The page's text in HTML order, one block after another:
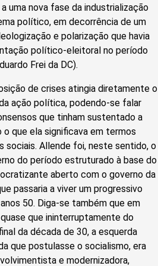
uma nova fase da industrialização
político, em decorrência de um
e polarização que havia
político-eleitoral no período
Frei da DC).
de crises atingia diretamente o
ação política, podendo-se falar
que tinham sustentado a
que ela significava em termos
sociais. Allende foi, neste sentido, o
do período estruturado à base do
aberto com o governo da
passaria a viver um progressivo
50. Diga-se também que em
que ininterruptamente do
da década de 30, a esquerda
que postulasse o socialismo, era
e modernizadora,